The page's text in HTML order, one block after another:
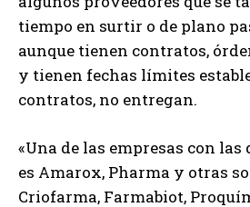
tiempo en surtir o de plano
aunque tienen contratos,
y tienen fechas límites
contratos, no entregan.
«Una de las empresas con
es Amarox, Pharma y otras
Criofarma, Farmabiot,